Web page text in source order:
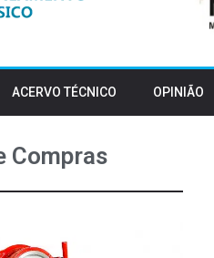
ACERVO TÉCNICO OPINIÃO
Compras